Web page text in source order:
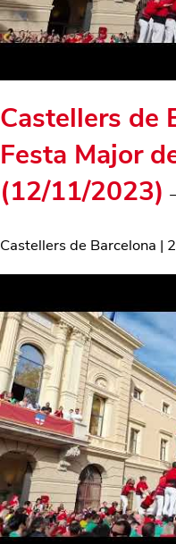
Castellers de
Festa Major
(12/11/2023)
Castellers de Barcelona |